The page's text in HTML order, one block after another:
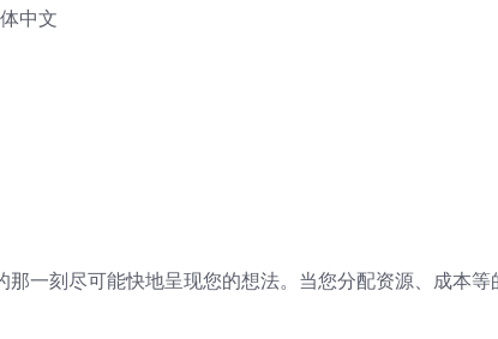
中文
一刻尽可能快地呈现您的想法。当您分配资源、成本等